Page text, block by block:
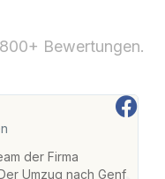
Bewertungen.
der Firma
Umzug nach Genf